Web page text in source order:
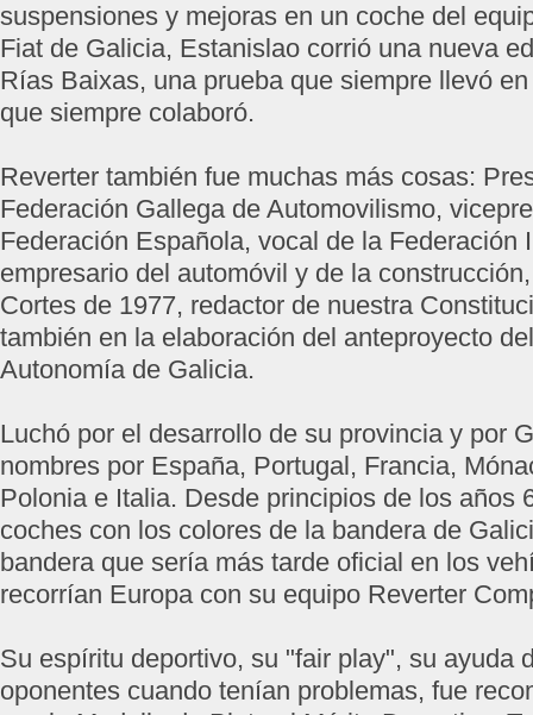
suspensiones y mejoras en un coche del
Fiat de Galicia, Estanislao corrió una nueva
Rías Baixas, una prueba que siempre llevó
que siempre colaboró.
Reverter también fue muchas más cosas:
Federación Gallega de Automovilismo,
Federación Española, vocal de la Federación
empresario del automóvil y de la
Cortes de 1977, redactor de nuestra
también en la elaboración del anteproyecto
Autonomía de Galicia.
Luchó por el desarrollo de su provincia y por
nombres por España, Portugal, Francia,
Polonia e Italia. Desde principios de los años
coches con los colores de la bandera de
bandera que sería más tarde oficial en los
recorrían Europa con su equipo Reverter
Su espíritu deportivo, su "fair play", su ayuda
oponentes cuando tenían problemas, fue